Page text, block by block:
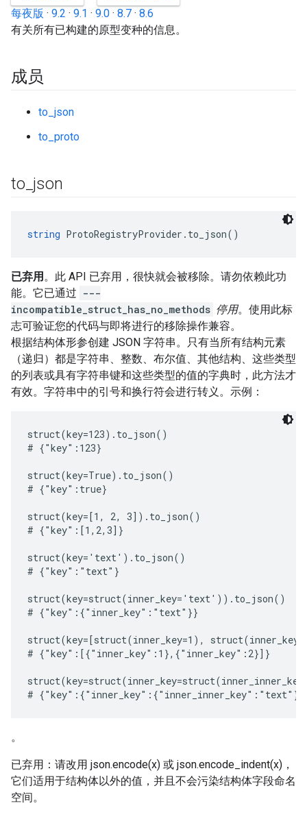
每夜版 · 9.2 · 9.1 · 9.0 · 8.7 · 8.6
有关所有已构建的原型变种的信息。
成员
to_json
to_proto
to json
string ProtoRegistryProvider.to_json()
已弃用 。此 API 已弃用，很快就会被移除。请勿依赖此功
能。它已通过 ---
incompatible_struct_has_no_methods 停用。使用此标
志可验证您的代码与即将进行的移除操作兼容。
根据结构体形参创建 JSON 字符串。只有当所有结构元素
（递归）都是字符串、整数、布尔值、其他结构、这些类型
的列表或具有字符串键和这些类型的值的字典时，此方法才
有效。字符串中的引号和换行符会进行转义。示例：
struct(key=123).to_json()
# {"key":123}
struct(key=True).to_json()
# {"key":true}
struct(key=[1, 2, 3]).to_json()
# {"key":[1,2,3]}
struct(key='text').to_json()
# {"key":"text"}
struct(key=struct(inner_key='text')).to_json()
# {"key":{"inner_key":"text"}}
struct(key=[struct(inner_key=1),
# {"key":[{"inner_key":1},{"inner_key":2}]}
。
已弃用：请改用 json.encode(x) 或 json.encode_indent(x)，
它们适用于结构体以外的值，并且不会污染结构体字段命名
空间。